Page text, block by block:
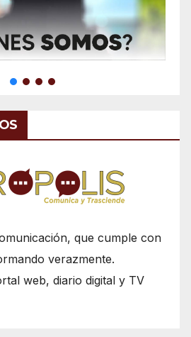
que cumple con
verazmente.
web, diario digital y TV